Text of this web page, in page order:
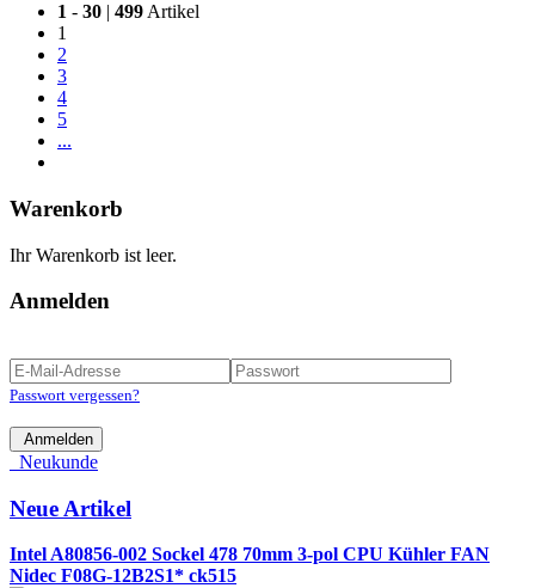
1 - 30 | 499 Artikel
1
2
3
4
5
...
Warenkorb
Ihr Warenkorb ist leer.
Anmelden
Passwort vergessen?
Anmelden
Neukunde
Neue Artikel
Intel A80856-002 Sockel 478 70mm 3-pol CPU Kühler FAN
Nidec F08G-12B2S1* ck515